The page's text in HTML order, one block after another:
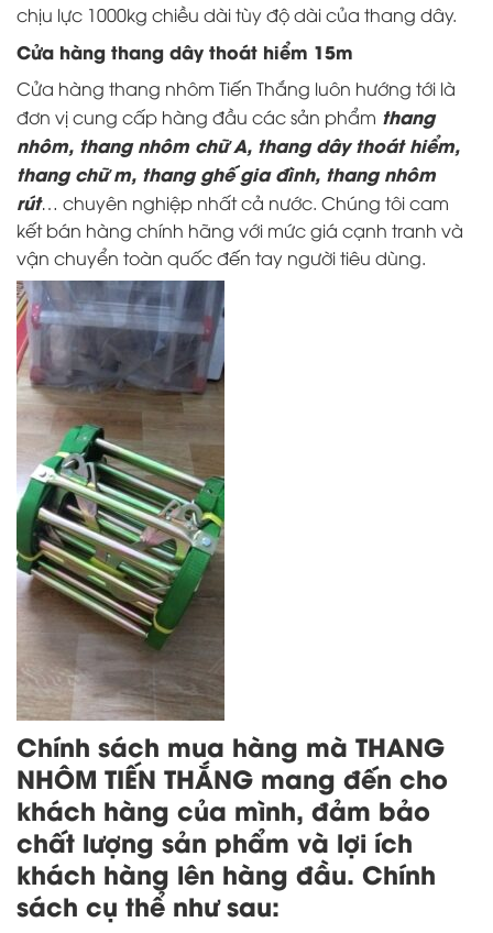
chịu lực 1000kg chiều dài tùy độ dài của thang dây.
Cửa hàng thang dây thoát hiểm 15m
Cửa hàng thang nhôm Tiến Thắng luôn hướng tới là
đơn vị cung cấp hàng đầu các sản phẩm thang
nhôm, thang nhôm chữ A, thang dây thoát hiểm,
thang chữ m, thang ghế gia đình, thang nhôm
rút… chuyên nghiệp nhất cả nước. Chúng tôi cam
kết bán hàng chính hãng với mức giá cạnh tranh và
vận chuyển toàn quốc đến tay người tiêu dùng.
Chính sách mua hàng mà THANG
NHÔM TIẾN THẮNG mang đến cho
khách hàng của mình, đảm bảo
chất lượng sản phẩm và lợi ích
khách hàng lên hàng đầu. Chính
sách cụ thể như sau: